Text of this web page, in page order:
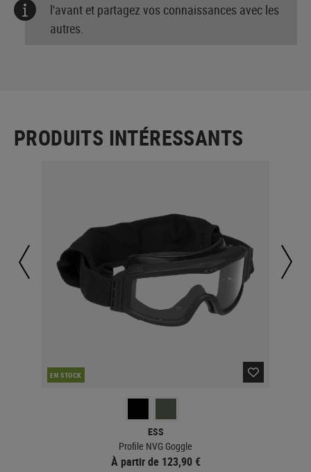
l'avant et partagez vos connaissances avec les
autres.
PRODUITS INTÉRESSANTS
EN STOCK
ESS
Profile NVG Goggle
À partir de 123,90 €